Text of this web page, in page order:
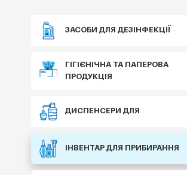
ЗАСОБИ ДЛЯ ДЕЗІНФЕКЦІЇ
ГІГІЄНІЧНА ТА ПАПЕРОВА
ПРОДУКЦІЯ
ДИСПЕНСЕРИ ДЛЯ
ІНВЕНТАР ДЛЯ ПРИБИРАННЯ